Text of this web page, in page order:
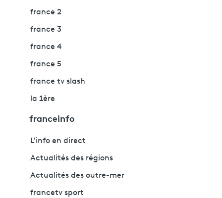
france 2
france 3
france 4
france 5
france tv slash
la 1ère
franceinfo
L'info en direct
Actualités des régions
Actualités des outre-mer
francetv sport